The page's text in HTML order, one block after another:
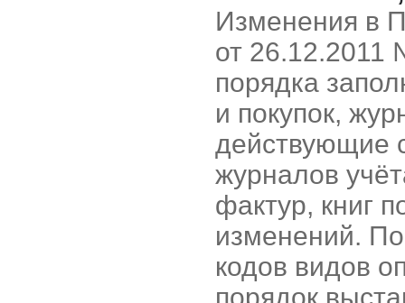
Изменения в
от 26.12.2011
порядка
и покупок,
действующие
журналов
фактур, книг
изменений.
кодов видов